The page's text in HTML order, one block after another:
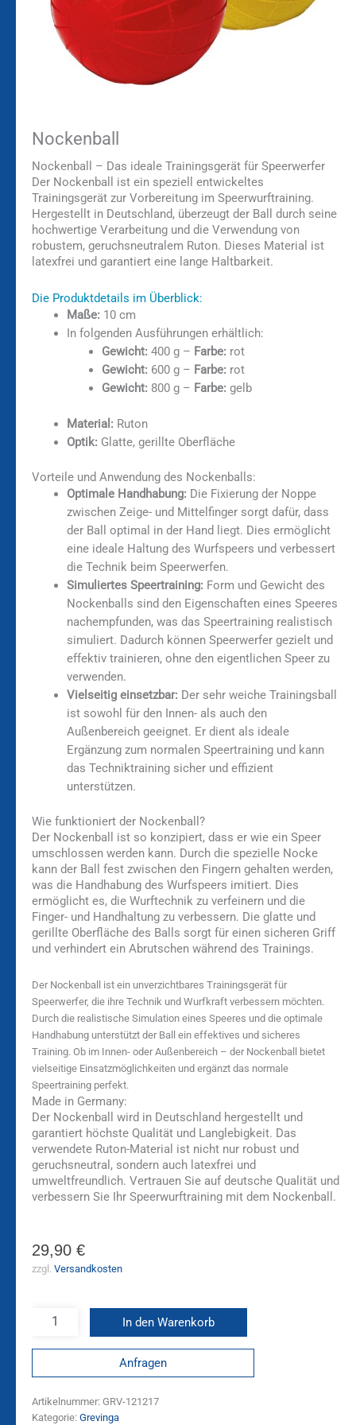
Nockenball
Nockenball – Das ideale Trainingsgerät für Speerwerfer
Der Nockenball ist ein speziell entwickeltes
Trainingsgerät zur Vorbereitung im Speerwurftraining.
Hergestellt in Deutschland, überzeugt der Ball durch seine
hochwertige Verarbeitung und die Verwendung von
robustem, geruchsneutralem Ruton. Dieses Material ist
latexfrei und garantiert eine lange Haltbarkeit.
Die Produktdetails im Überblick:
Maße: 10 cm
In folgenden Ausführungen erhältlich:
Gewicht: 400 g – Farbe: rot
Gewicht: 600 g – Farbe: rot
Gewicht: 800 g – Farbe: gelb
Material: Ruton
Optik: Glatte, gerillte Oberfläche
Vorteile und Anwendung des Nockenballs:
Optimale Handhabung: Die Fixierung der Noppe
zwischen Zeige- und Mittelfinger sorgt dafür, dass
der Ball optimal in der Hand liegt. Dies ermöglicht
eine ideale Haltung des Wurfspeers und verbessert
die Technik beim Speerwerfen.
Simuliertes Speertraining: Form und Gewicht des
Nockenballs sind den Eigenschaften eines Speeres
nachempfunden, was das Speertraining realistisch
simuliert. Dadurch können Speerwerfer gezielt und
effektiv trainieren, ohne den eigentlichen Speer zu
verwenden.
Vielseitig einsetzbar: Der sehr weiche Trainingsball
ist sowohl für den Innen- als auch den
Außenbereich geeignet. Er dient als ideale
Ergänzung zum normalen Speertraining und kann
das Techniktraining sicher und effizient
unterstützen.
Wie funktioniert der Nockenball?
Der Nockenball ist so konzipiert, dass er wie ein Speer
umschlossen werden kann. Durch die spezielle Nocke
kann der Ball fest zwischen den Fingern gehalten werden,
was die Handhabung des Wurfspeers imitiert. Dies
ermöglicht es, die Wurftechnik zu verfeinern und die
Finger- und Handhaltung zu verbessern. Die glatte und
gerillte Oberfläche des Balls sorgt für einen sicheren Griff
und verhindert ein Abrutschen während des Trainings.
Der Nockenball ist ein unverzichtbares Trainingsgerät für
Speerwerfer, die ihre Technik und Wurfkraft verbessern möchten.
Durch die realistische Simulation eines Speeres und die optimale
Handhabung unterstützt der Ball ein effektives und sicheres
Training. Ob im Innen- oder Außenbereich – der Nockenball bietet
vielseitige Einsatzmöglichkeiten und ergänzt das normale
Speertraining perfekt.
Made in Germany:
Der Nockenball wird in Deutschland hergestellt und
garantiert höchste Qualität und Langlebigkeit. Das
verwendete Ruton-Material ist nicht nur robust und
geruchsneutral, sondern auch latexfrei und
umweltfreundlich. Vertrauen Sie auf deutsche Qualität und
verbessern Sie Ihr Speerwurftraining mit dem Nockenball.
29,90 €
zzgl. Versandkosten
In den Warenkorb
Anfragen
Artikelnummer: GRV-121217
Kategorie: Grevinga